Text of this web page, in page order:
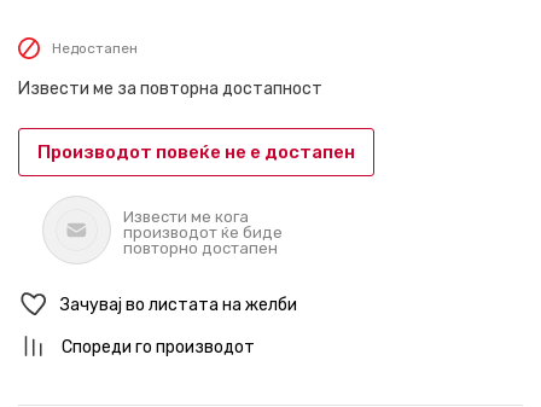
Недостапен
Извести ме за повторна достапност
Производот повеќе не е достапен
Извести ме кога
производот ќе биде
повторно достапен
Зачувај во листата на желби
Спореди го производот